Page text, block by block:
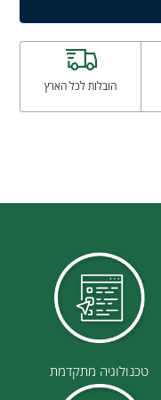
הובלות לכל הארץ
טכנולוגיה מתקדמת